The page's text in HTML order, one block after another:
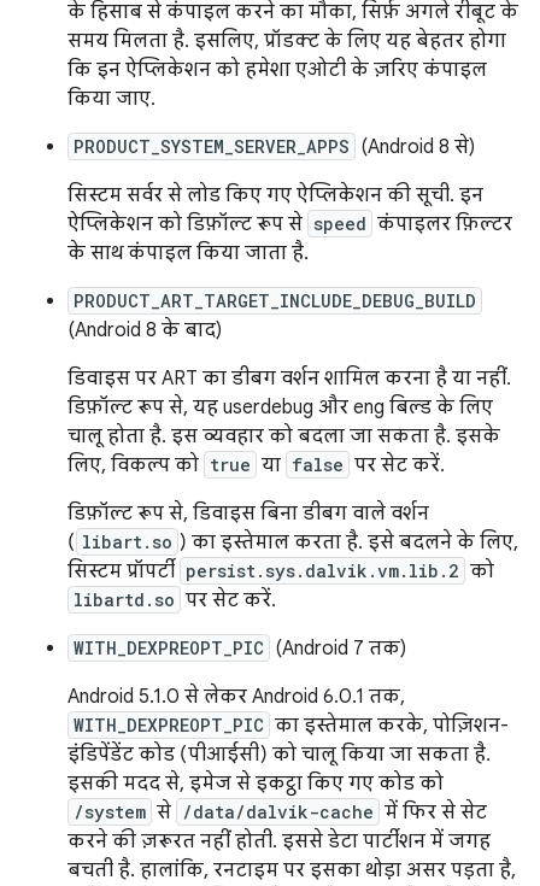
के हिसाब से कंपाइल करने का मौका, सिर्फ़ अगले रीबूट के
समय मिलता है. इसलिए, प्रॉडक्ट के लिए यह बेहतर होगा
कि इन ऐप्लिकेशन को हमेशा एओटी के ज़रिए कंपाइल
किया जाए.
PRODUCT_SYSTEM_SERVER_APPS (Android 8 से)
सिस्टम सर्वर से लोड किए गए ऐप्लिकेशन की सूची. इन
ऐप्लिकेशन को डिफ़ॉल्ट रूप से speed कंपाइलर फ़िल्टर
के साथ कंपाइल किया जाता है.
PRODUCT_ART_TARGET_INCLUDE_DEBUG_BUILD
(Android 8 के बाद)
डिवाइस पर ART का डीबग वर्शन शामिल करना है या नहीं.
डिफ़ॉल्ट रूप से, यह userdebug और eng बिल्ड के लिए
चालू होता है. इस व्यवहार को बदला जा सकता है. इसके
लिए, विकल्प को true या false पर सेट करें.
डिफ़ॉल्ट रूप से, डिवाइस बिना डीबग वाले वर्शन
( libart.so ) का इस्तेमाल करता है. इसे बदलने के लिए,
सिस्टम प्रॉपर्टी persist.sys.dalvik.vm.lib.2 को
libartd.so पर सेट करें.
WITH_DEXPREOPT_PIC (Android 7 तक)
Android 5.1.0 से लेकर Android 6.0.1 तक,
WITH_DEXPREOPT_PIC का इस्तेमाल करके, पोज़िशन-
इंडिपेंडेंट कोड (पीआईसी) को चालू किया जा सकता है.
इसकी मदद से, इमेज से इकट्ठा किए गए कोड को
/system से /data/dalvik-cache में फिर से सेट
करने की ज़रूरत नहीं होती. इससे डेटा पार्टीशन में जगह
बचती है. हालांकि, रनटाइम पर इसका थोड़ा असर पड़ता है,